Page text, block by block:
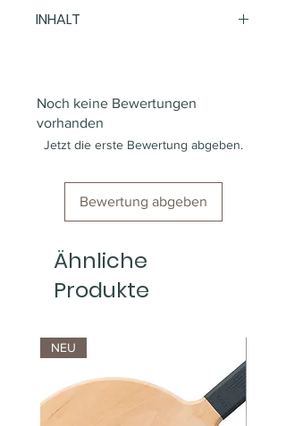
INHALT
150x passende Holtz
Rührstäbchen
150x Zuckerbeutel
Noch keine Bewertungen
vorhanden
Jetzt die erste Bewertung abgeben.
Bewertung abgeben
Ähnliche
Produkte
NEU